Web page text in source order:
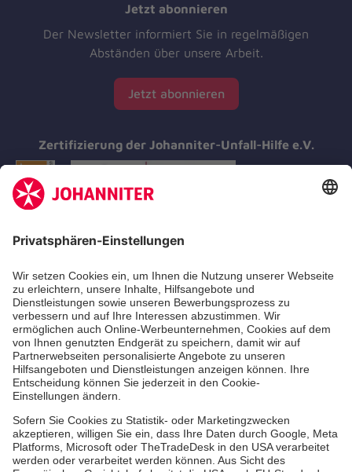
Jetzt abonnieren
Der Newsletter informiert Sie in regelmäßigen
Abständen über unsere Arbeit.
Jetzt abonnieren
Zertifizierung der Johanniter-Unfall-Hilfe e.V.
Aus- & Fortbildungen
Erste-Hilfe-Kurse
Jobs & Ehrenamt
Freiwilligendienst
Spendenprojekte
Johanniter-Jugend